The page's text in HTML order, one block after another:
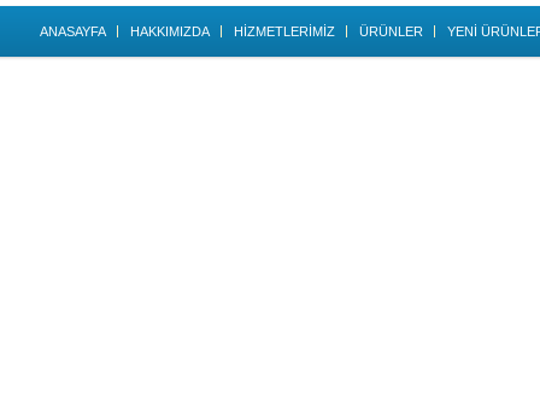
ANASAYFA HAKKIMIZDA HİZMETLERİMİZ ÜRÜNLER YENİ